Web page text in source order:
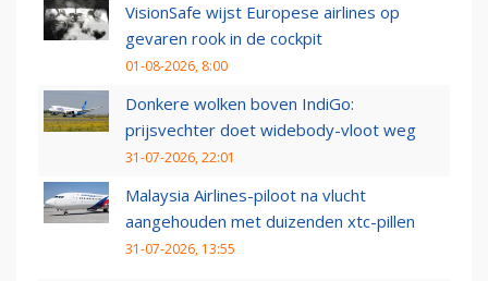
VisionSafe wijst Europese airlines op
gevaren rook in de cockpit
01-08-2026, 8:00
Donkere wolken boven IndiGo:
prijsvechter doet widebody-vloot weg
31-07-2026, 22:01
Malaysia Airlines-piloot na vlucht
aangehouden met duizenden xtc-pillen
31-07-2026, 13:55